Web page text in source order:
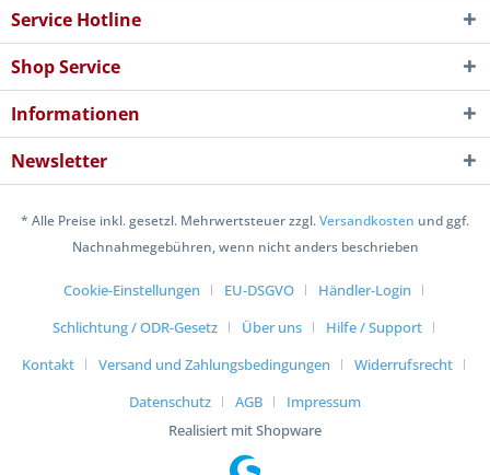
Service Hotline
Shop Service
Informationen
Newsletter
* Alle Preise inkl. gesetzl. Mehrwertsteuer zzgl.Versandkosten und ggf.
Nachnahmegebühren, wenn nicht anders beschrieben
Cookie-Einstellungen EU-DSGVO
Händler-Login
Schlichtung / ODR-Gesetz
Über uns
Hilfe / Support
Kontakt
Versand und Zahlungsbedingungen
Widerrufsrecht
Datenschutz
AGB
Impressum
Realisiert mit Shopware